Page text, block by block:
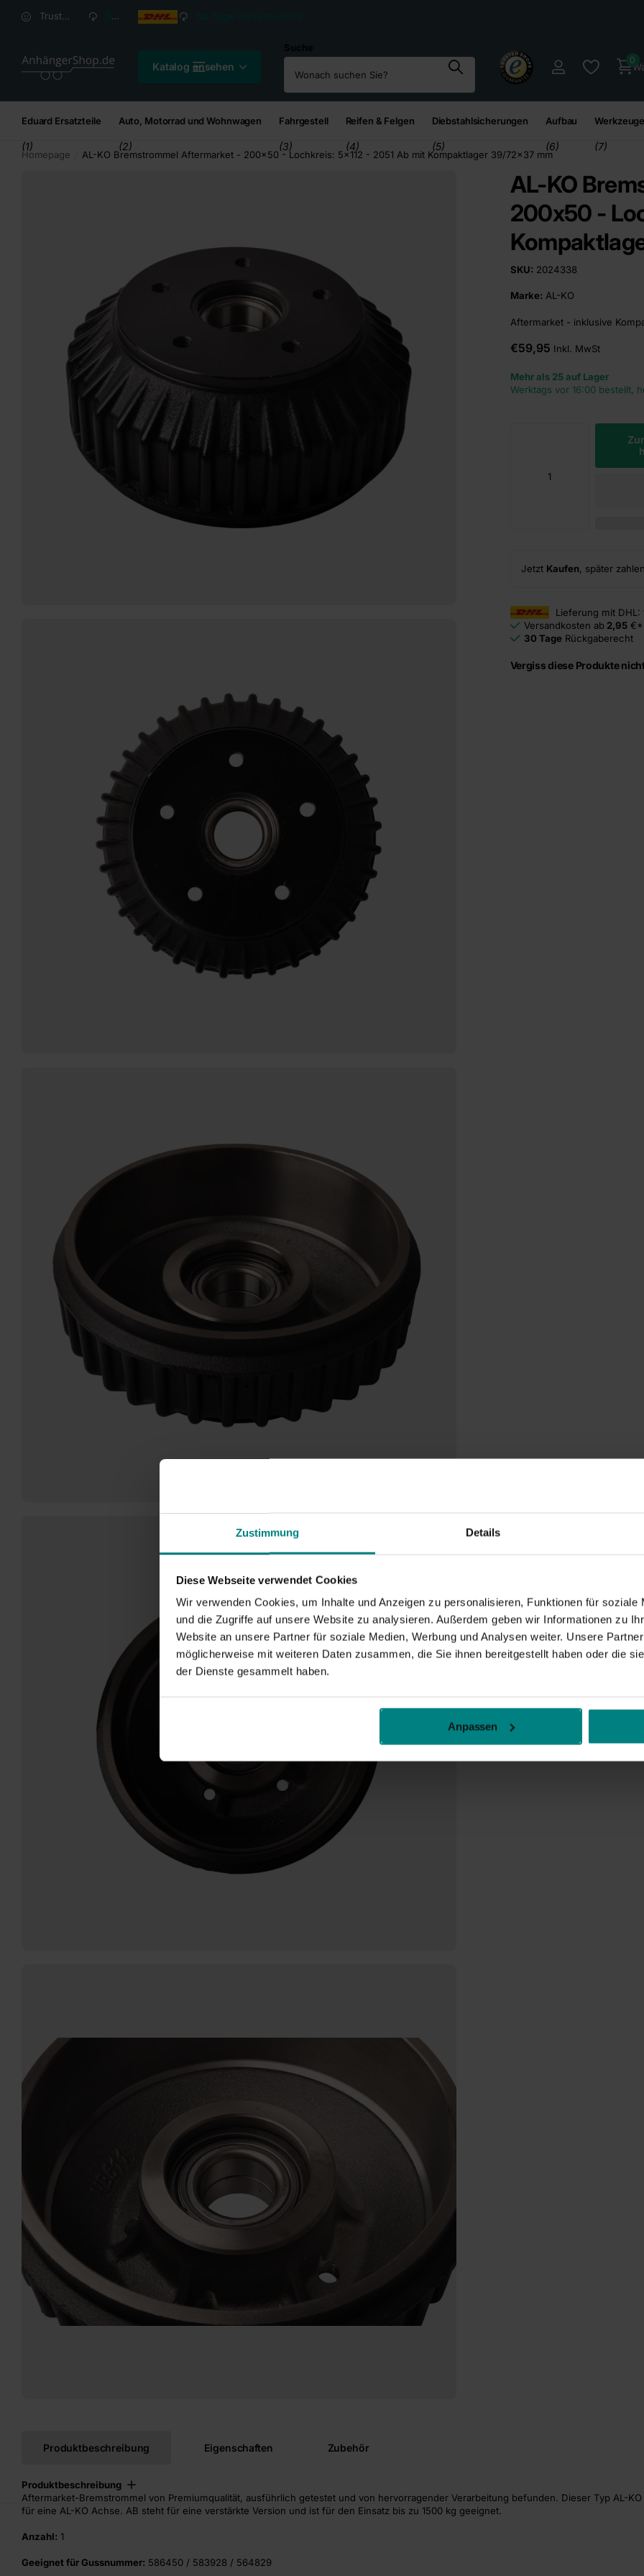
Zustimmung Details
Diese Webseite verwendet Cookies
Wir verwenden Cookies, um Inhalte und Anzeigen zu personalisieren, Funktionen für soziale
und die Zugriffe auf unsere Website zu analysieren. Außerdem geben wir Informationen zu
Website an unsere Partner für soziale Medien, Werbung und Analysen weiter. Unsere
möglicherweise mit weiteren Daten zusammen, die Sie ihnen bereitgestellt haben oder die
der Dienste gesammelt haben.
Anpassen
Trusted Shops Kundenbewertung: 4,8/5 RückgaberechtVersandkosten ab
Katalog ansehen
0
Eduard Ersatzteile
(1)
Auto, Motorrad und Wohnwagen
(2)
Fahrgestell
(3)
Reifen & Felgen
(4)
Diebstahlsicherungen
(5)
Aufbau
(6) (7)
Homepage AL-KO Bremstrommel Aftermarket - 200x50 - Lochkreis: 5x112 - 2051 Ab mit Kompaktlager 39/72x37 mm
AL-KO
200x50 -
SKU: 2024338
Marke: AL-KO
Aftermarket - inklusive
€59,95 Inkl. MwSt
Mehr als 25 auf Lager
Werktags vor 16:00 bestellt,
Jetzt Kaufen, später
Lieferung mit DHL:
Versandkosten ab 2,95 €*
30 Tage Rückgaberecht
Vergiss diese Produkte
Produktbeschreibung Eigenschaften Zubehör
Produktbeschreibung
Aftermarket-Bremstrommel von Premiumqualität, ausführlich getestet und von hervorragender Verarbeitung befunden. Dieser Typ AL-
für eine AL-KO Achse. AB steht für eine verstärkte Version und ist für den Einsatz bis zu 1500 kg geeignet.
Anzahl: 1
Geeignet für Gussnummer: 586450 / 583928 / 564829